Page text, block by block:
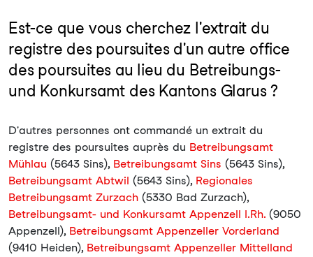
Est-ce que vous cherchez l'extrait du
registre des poursuites d'un autre office
des poursuites au lieu du Betreibungs-
und Konkursamt des Kantons Glarus ?
D'autres personnes ont commandé un extrait du
registre des poursuites auprès du Betreibungsamt
Mühlau (5643 Sins), Betreibungsamt Sins (5643 Sins),
Betreibungsamt Abtwil (5643 Sins), Regionales
Betreibungsamt Zurzach (5330 Bad Zurzach),
Betreibungsamt- und Konkursamt Appenzell I.Rh. (9050
Appenzell), Betreibungsamt Appenzeller Vorderland
(9410 Heiden), Betreibungsamt Appenzeller Mittelland